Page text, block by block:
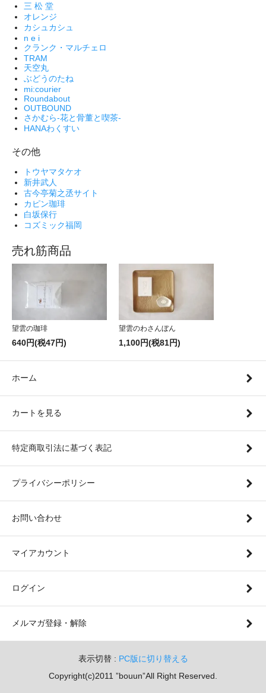
三 松 堂
オレンジ
カシュカシュ
n e i
クランク・マルチェロ
TRAM
天空丸
ぶどうのたね
mi:courier
Roundabout
OUTBOUND
さかむら-花と骨董と喫茶-
HANAわくすい
その他
トウヤマタケオ
新井武人
古今亭菊之丞サイト
カピン珈琲
白坂保行
コズミック福岡
売れ筋商品
望雲の珈琲
640円(税47円)
望雲のわさんぼん
1,100円(税81円)
ホーム
カートを見る
特定商取引法に基づく表記
プライバシーポリシー
お問い合わせ
マイアカウント
ログイン
メルマガ登録・解除
表示切替 : PC版に切り替える
Copyright(c)2011 ”bouun”All Right Reserved.